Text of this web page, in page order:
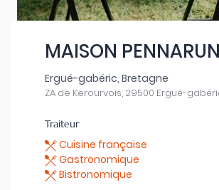
MAISON PENNARUN
Ergué-gabéric, Bretagne
ZA de Kerourvois, 29500 Ergué-
Traiteur
Cuisine française
Gastronomique
Bistronomique